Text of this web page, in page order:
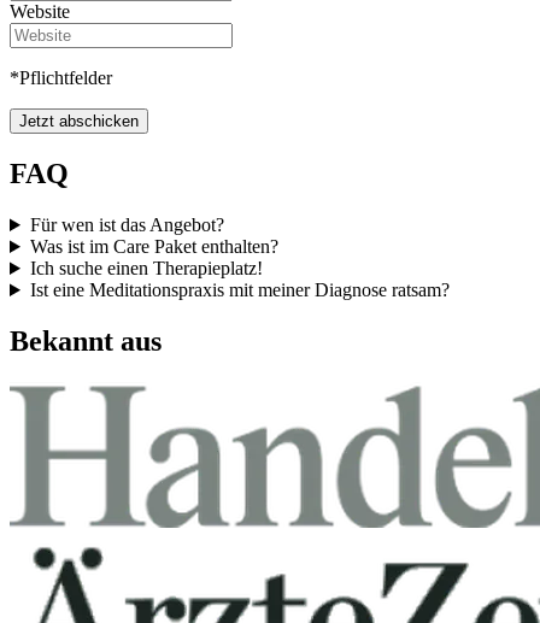
Website
*Pflichtfelder
Jetzt abschicken
FAQ
Für wen ist das Angebot?
Was ist im Care Paket enthalten?
Ich suche einen Therapieplatz!
Ist eine Meditationspraxis mit meiner Diagnose ratsam?
Bekannt aus